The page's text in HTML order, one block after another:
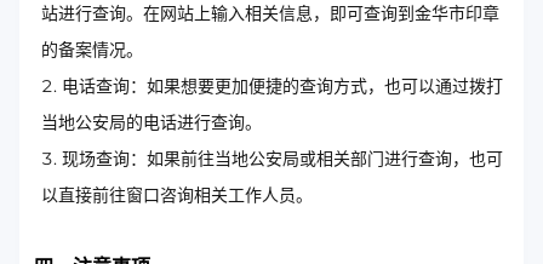
站进行查询。在网站上输入相关信息，即可查询到金华市印章
的备案情况。
电话查询：如果想要更加便捷的查询方式，也可以通过拨打
当地公安局的电话进行查询。
现场查询：如果前往当地公安局或相关部门进行查询，也可
以直接前往窗口咨询相关工作人员。